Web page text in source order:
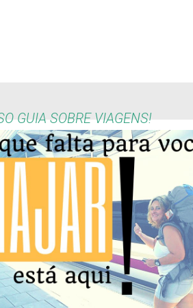
GUIA SOBRE VIAGENS!